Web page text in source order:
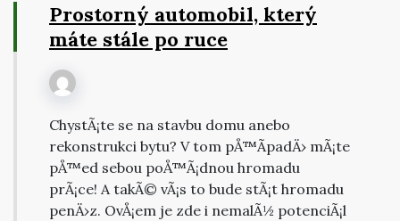
Prostorný automobil, který
máte stále po ruce
ChystÃ¡te se na stavbu domu anebo
rekonstrukci bytu? V tom pÅ™Ã­padÄ› mÃ¡te
pÅ™ed sebou poÅ™Ã¡dnou hromadu
prÃ¡ce! A takÃ© vÃ¡s to bude stÃ¡t hromadu
penÄ›z. OvÅ¡em je zde i nemalÃ½ potenciÃ¡l